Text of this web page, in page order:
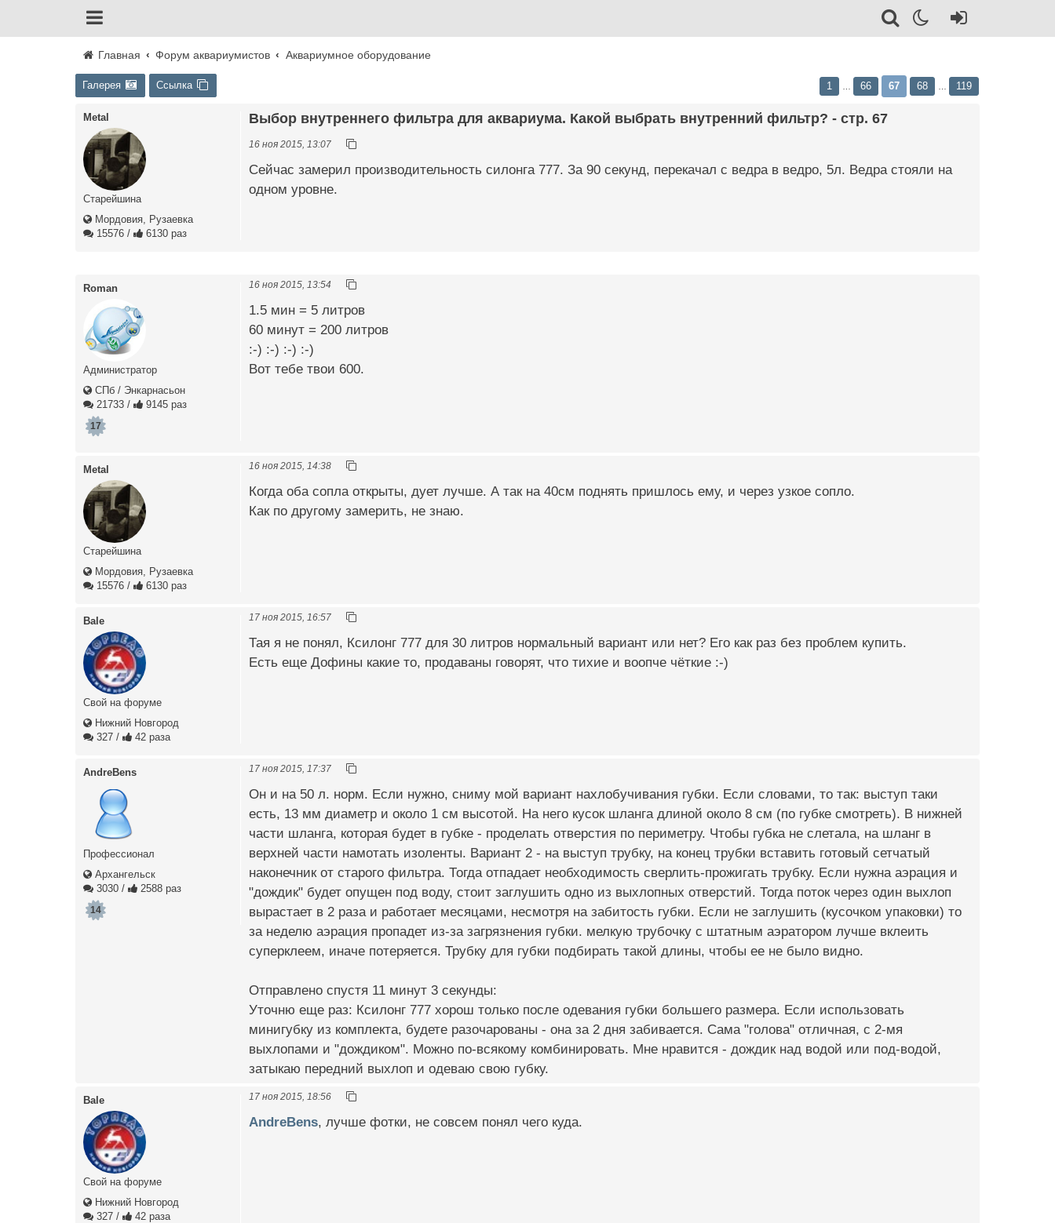
Главная Форум аквариумистов Аквариумное оборудование
Галерея Ссылка 1 66 67 68 119
Metal
Старейшина
Мордовия, Рузаевка
15576 / 6130 раз
Выбор внутреннего фильтра для аквариума. Какой выбрать внутренний фильтр? - стр. 67
16 ноя 2015, 13:07
Сейчас замерил производительность силонга 777. За 90 секунд, перекачал с ведра в ведро, 5л. Ведра стояли на
одном уровне.
Roman
Администратор
СПб / Энкарнасьон
21733 / 9145 раз
17
16 ноя 2015, 13:54
1.5 мин = 5 литров
60 минут = 200 литров
:-) :-) :-) :-)
Вот тебе твои 600.
Metal
Старейшина
Мордовия, Рузаевка
15576 / 6130 раз
16 ноя 2015, 14:38
Когда оба сопла открыты, дует лучше. А так на 40см поднять пришлось ему, и через узкое сопло.
Как по другому замерить, не знаю.
Bale
Свой на форуме
Нижний Новгород
327 / 42 раза
17 ноя 2015, 16:57
Тая я не понял, Ксилонг 777 для 30 литров нормальный вариант или нет? Его как раз без проблем купить.
Есть еще Дофины какие то, продаваны говорят, что тихие и воопче чёткие :-)
AndreBens
Профессионал
Архангельск
3030 / 2588 раз
14
17 ноя 2015, 17:37
Он и на 50 л. норм. Если нужно, сниму мой вариант нахлобучивания губки. Если словами, то так: выступ таки
есть, 13 мм диаметр и около 1 см высотой. На него кусок шланга длиной около 8 см (по губке смотреть). В нижней
части шланга, которая будет в губке - проделать отверстия по периметру. Чтобы губка не слетала, на шланг в
верхней части намотать изоленты. Вариант 2 - на выступ трубку, на конец трубки вставить готовый сетчатый
наконечник от старого фильтра. Тогда отпадает необходимость сверлить-прожигать трубку. Если нужна аэрация и
"дождик" будет опущен под воду, стоит заглушить одно из выхлопных отверстий. Тогда поток через один выхлоп
вырастает в 2 раза и работает месяцами, несмотря на забитость губки. Если не заглушить (кусочком упаковки) то
за неделю аэрация пропадет из-за загрязнения губки. мелкую трубочку с штатным аэратором лучше вклеить
суперклеем, иначе потеряется. Трубку для губки подбирать такой длины, чтобы ее не было видно.
Отправлено спустя 11 минут 3 секунды:
Уточню еще раз: Ксилонг 777 хорош только после одевания губки большего размера. Если использовать
минигубку из комплекта, будете разочарованы - она за 2 дня забивается. Сама "голова" отличная, с 2-мя
выхлопами и "дождиком". Можно по-всякому комбинировать. Мне нравится - дождик над водой или под-водой,
затыкаю передний выхлоп и одеваю свою губку.
Bale
Свой на форуме
Нижний Новгород
327 / 42 раза
17 ноя 2015, 18:56
AndreBens, лучше фотки, не совсем понял чего куда.